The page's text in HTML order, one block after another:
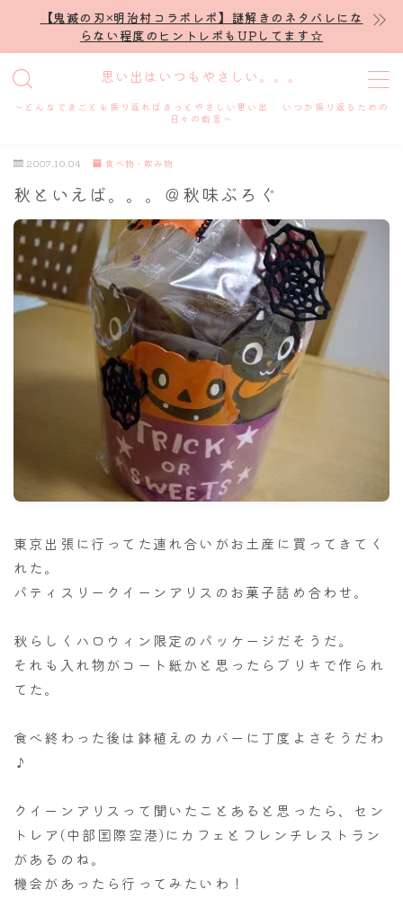
【鬼滅の刃×明治村コラボレポ】謎解きのネタバレにな
らない程度のヒントレポもUPしてます☆
思い出はいつもやさしい。。。
～どんなできごとも振り返ればきっとやさしい思い出 いつか振り返るための
日々の戯言～
MENU
プロフィール
謎解き
ホテル滞在記
舞台・ライブ
名古屋
ナナちゃん人形
2007.10.04 食べ物・飲み物
秋といえば。。。＠秋味ぶろぐ
東京出張に行ってた連れ合いがお土産に買ってきてく
れた。
パティスリークイーンアリスのお菓子詰め合わせ。
秋らしくハロウィン限定のパッケージだそうだ。
それも入れ物がコート紙かと思ったらブリキで作られ
てた。
食べ終わった後は鉢植えのカバーに丁度よさそうだわ
♪
クイーンアリスって聞いたことあると思ったら、セン
トレア(中部国際空港)にカフェとフレンチレストラン
があるのね。
機会があったら行ってみたいわ！